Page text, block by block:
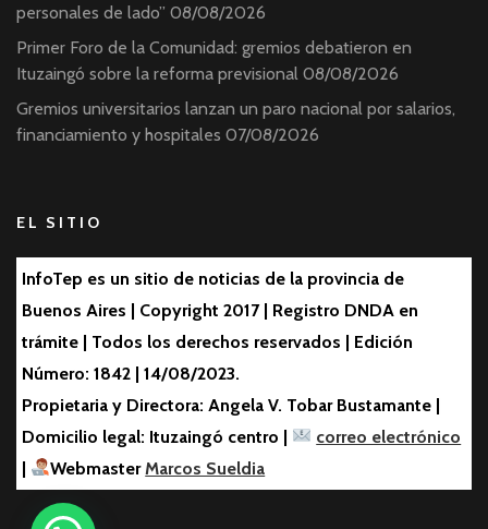
personales de lado” 08/08/2026
Primer Foro de la Comunidad: gremios debatieron en
Ituzaingó sobre la reforma previsional 08/08/2026
Gremios universitarios lanzan un paro nacional por salarios,
financiamiento y hospitales 07/08/2026
EL SITIO
InfoTep es un sitio de noticias de la provincia de
Buenos Aires | Copyright 2017 | Registro DNDA en
trámite | Todos los derechos reservados | Edición
Número: 1842 | 14/08/2023.
Propietaria y Directora: Angela V. Tobar Bustamante |
Domicilio legal: Ituzaingó centro |
correo electrónico
|
Webmaster Marcos Sueldia